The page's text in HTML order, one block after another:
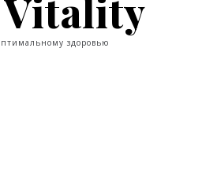
Vitality
здоровью